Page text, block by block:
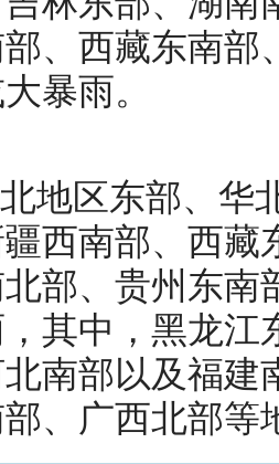
、西藏东南部
暴雨。
地区东部、华
西南部、西藏
部、贵州东南
其中，黑龙江
南部以及福建
、广西北部等